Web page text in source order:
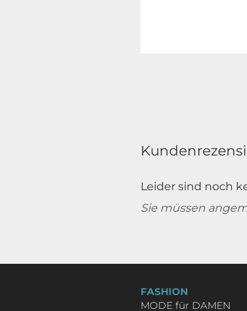
Leider sind noch
Sie müssen
FASHION
MODE für DAMEN